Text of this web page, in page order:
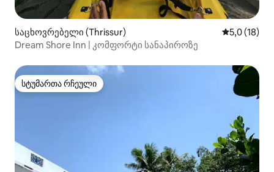
საცხოვრებელი (Thrissur) საშუალო
5,0 (18)
Dream Shore Inn | კომფორტი სანაპიროზე
სტუმართა რჩეული
სტუმართა რჩეული